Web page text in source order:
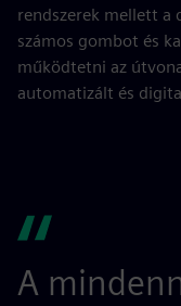
rendszerek mellett a
számos gombot és
működtetni az
automatizált és
A